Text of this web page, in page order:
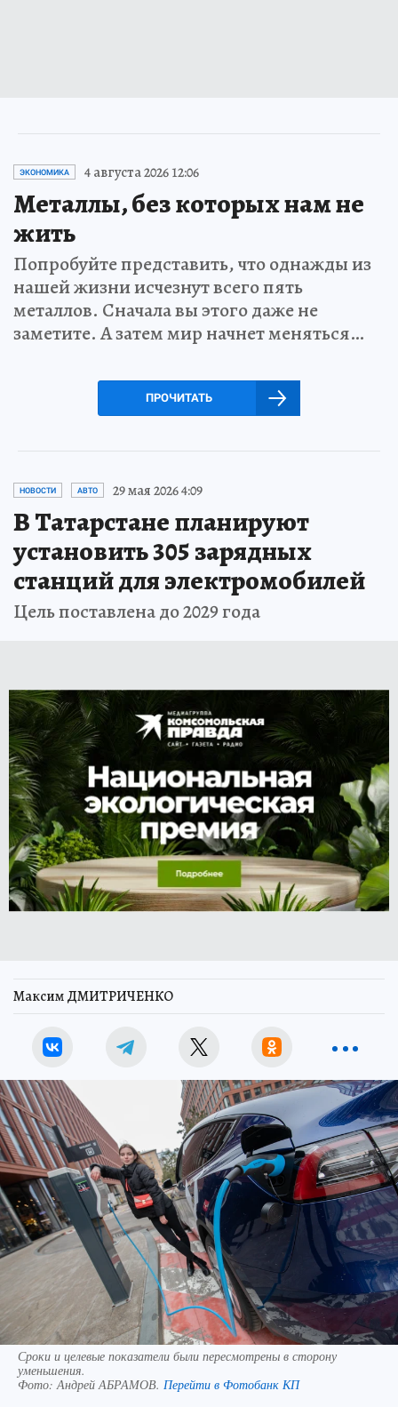
ЭКОНОМИКА 4 августа 2026 12:06
Металлы, без которых нам не
жить
Попробуйте представить, что однажды из
нашей жизни исчезнут всего пять
металлов. Сначала вы этого даже не
заметите. А затем мир начнет меняться…
ПРОЧИТАТЬ
НОВОСТИ АВТО 29 мая 2026 4:09
В Татарстане планируют
установить 305 зарядных
станций для электромобилей
Цель поставлена до 2029 года
Максим ДМИТРИЧЕНКО
Сроки и целевые показатели были пересмотрены в сторону
уменьшения.
Фото:Андрей АБРАМОВ. Перейти в Фотобанк КП